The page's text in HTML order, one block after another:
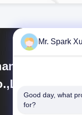
Mr. Spark Xu
Good day, what
for?